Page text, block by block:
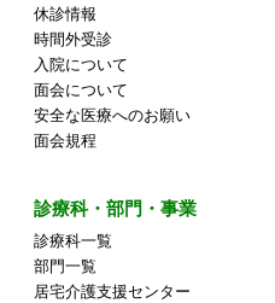
休診情報
時間外受診
入院について
面会について
安全な医療へのお願い
面会規程
診療科・部門・事業
診療科一覧
部門一覧
居宅介護支援センター